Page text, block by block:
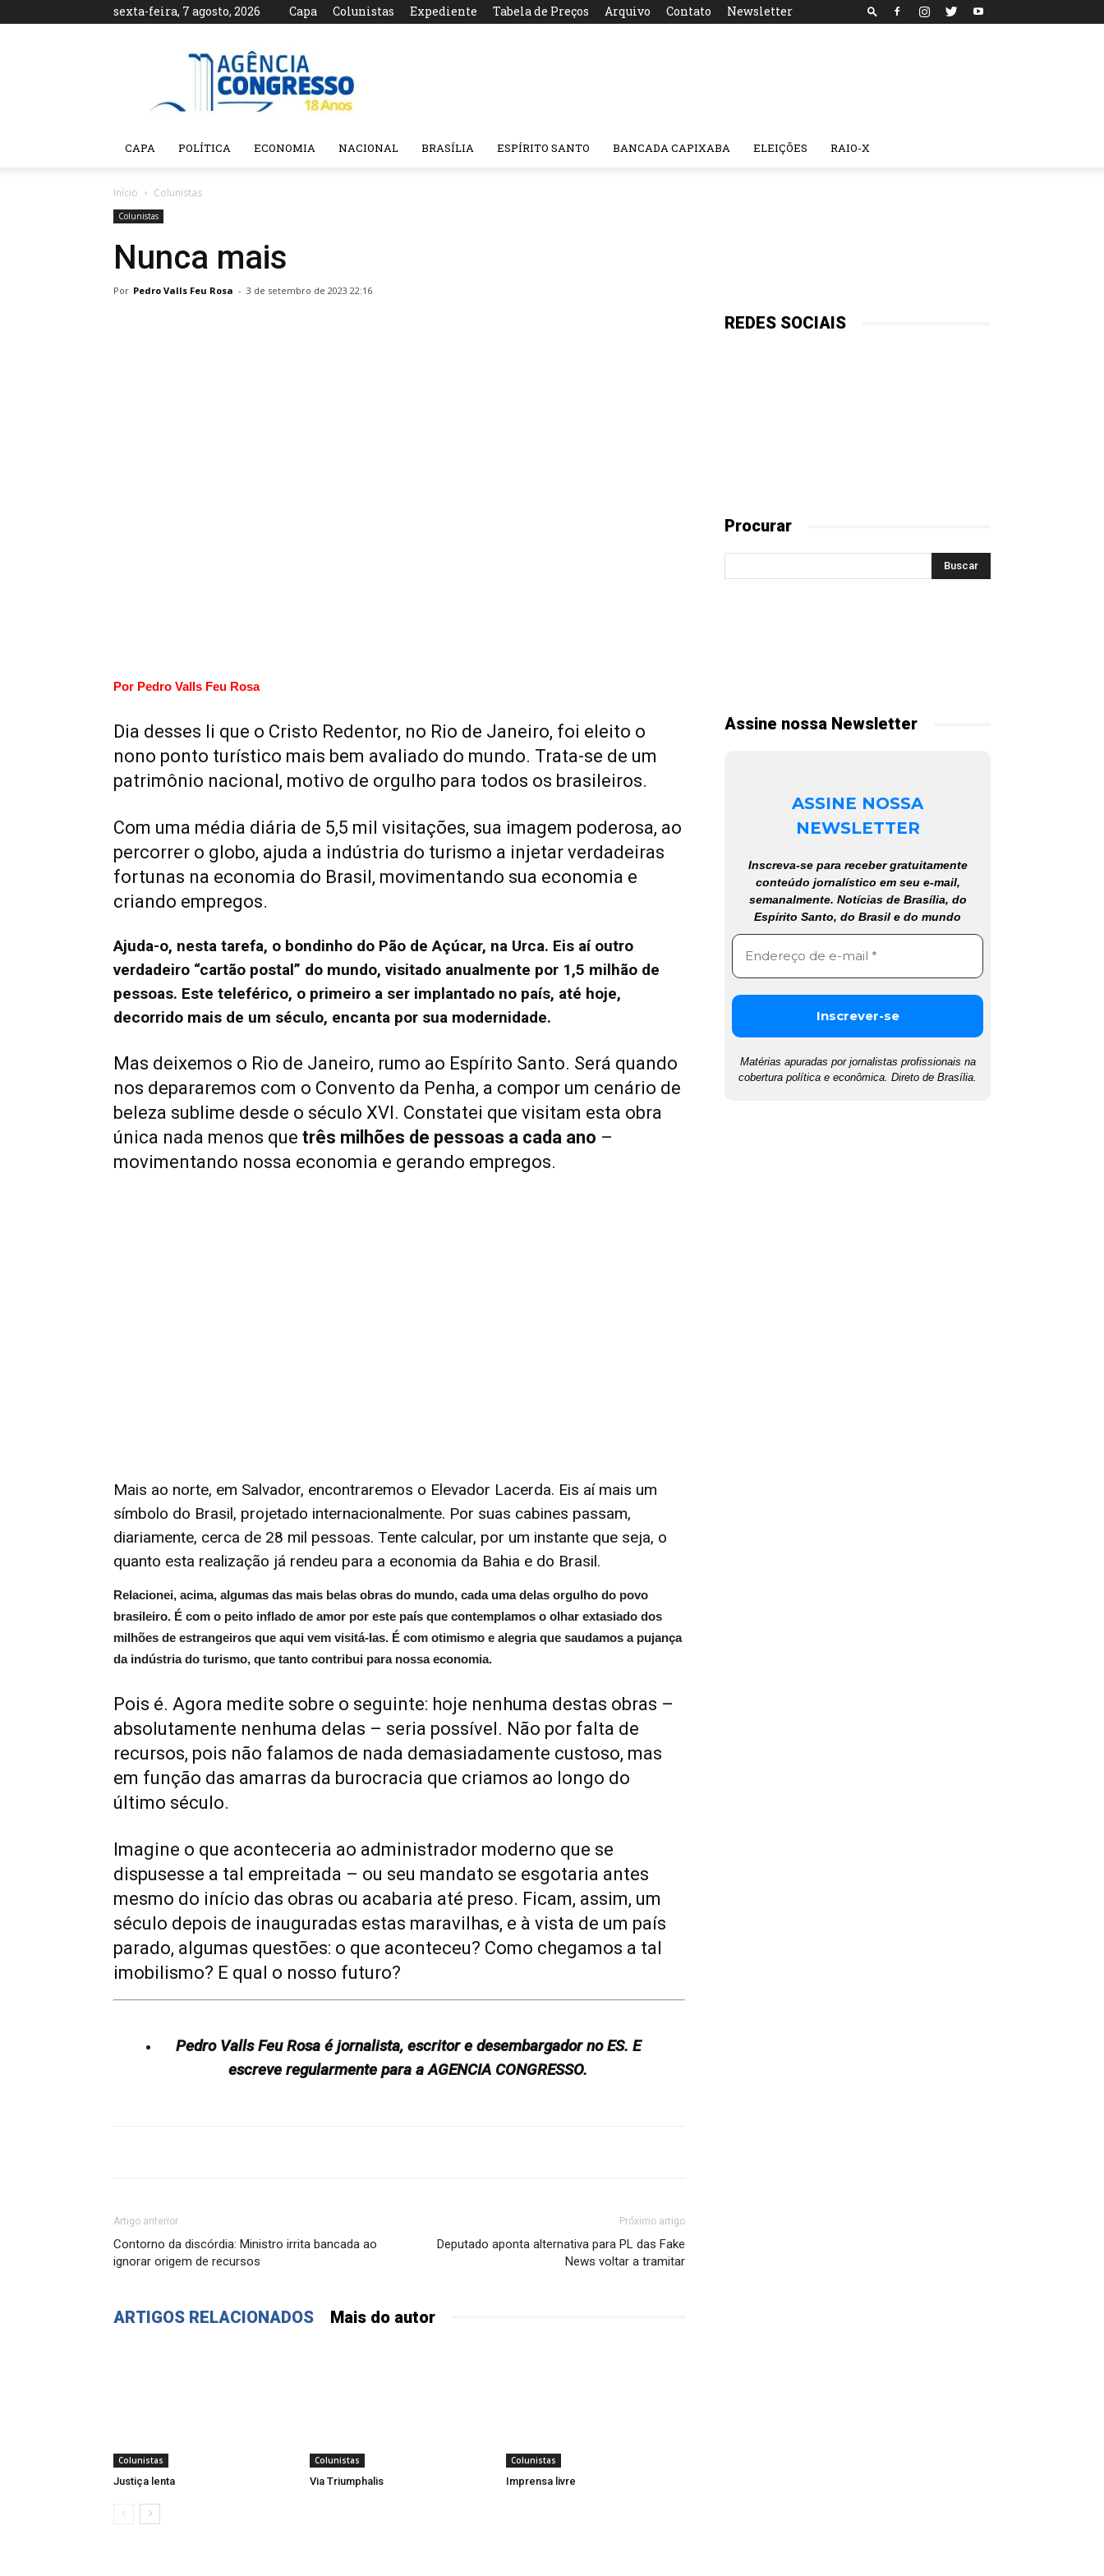
sexta-feira, 7 agosto, 2026 Capa Colunistas Expediente Tabela de Preços Arquivo Contato Newsletter
Agência
CAPA POLÍTICA ECONOMIA NACIONAL BRASÍLIA ESPÍRITO SANTO BANCADA CAPIXABA ELEIÇÕES RAIO-X
Início Colunistas
Colunistas
Nunca mais
Por Pedro Valls Feu Rosa - 3 de setembro de 2023 22:16
Por Pedro Valls Feu Rosa
Dia desses li que o Cristo Redentor, no Rio de Janeiro, foi eleito o
nono ponto turístico mais bem avaliado do mundo. Trata-se de um
patrimônio nacional, motivo de orgulho para todos os brasileiros.
Com uma média diária de 5,5 mil visitações, sua imagem poderosa, ao
percorrer o globo, ajuda a indústria do turismo a injetar verdadeiras
fortunas na economia do Brasil, movimentando sua economia e
criando empregos.
Ajuda-o, nesta tarefa, o bondinho do Pão de Açúcar, na Urca. Eis aí outro
verdadeiro “cartão postal” do mundo, visitado anualmente por 1,5 milhão de
pessoas. Este teleférico, o primeiro a ser implantado no país, até hoje,
decorrido mais de um século, encanta por sua modernidade.
Mas deixemos o Rio de Janeiro, rumo ao Espírito Santo. Será quando
nos depararemos com o Convento da Penha, a compor um cenário de
beleza sublime desde o século XVI. Constatei que visitam esta obra
única nada menos que três milhões de pessoas a cada ano –
movimentando nossa economia e gerando empregos.
Mais ao norte, em Salvador, encontraremos o Elevador Lacerda. Eis aí mais um
símbolo do Brasil, projetado internacionalmente. Por suas cabines passam,
diariamente, cerca de 28 mil pessoas. Tente calcular, por um instante que seja, o
quanto esta realização já rendeu para a economia da Bahia e do Brasil.
Relacionei, acima, algumas das mais belas obras do mundo, cada uma delas orgulho do povo
brasileiro. É com o peito inflado de amor por este país que contemplamos o olhar extasiado dos
milhões de estrangeiros que aqui vem visitá-las. É com otimismo e alegria que saudamos a pujança
da indústria do turismo, que tanto contribui para nossa economia.
Pois é. Agora medite sobre o seguinte: hoje nenhuma destas obras –
absolutamente nenhuma delas – seria possível. Não por falta de
recursos, pois não falamos de nada demasiadamente custoso, mas
em função das amarras da burocracia que criamos ao longo do
último século.
Imagine o que aconteceria ao administrador moderno que se
dispusesse a tal empreitada – ou seu mandato se esgotaria antes
mesmo do início das obras ou acabaria até preso. Ficam, assim, um
século depois de inauguradas estas maravilhas, e à vista de um país
parado, algumas questões: o que aconteceu? Como chegamos a tal
imobilismo? E qual o nosso futuro?
Pedro Valls Feu Rosa é jornalista, escritor e desembargador no ES. E
escreve regularmente para a AGENCIA CONGRESSO.
Artigo anterior
Contorno da discórdia: Ministro irrita bancada ao
ignorar origem de recursos
Próximo artigo
Deputado aponta alternativa para PL das Fake
News voltar a tramitar
ARTIGOS RELACIONADOS Mais do autor
Colunistas
Justiça lenta
Colunistas
Via Triumphalis
Colunistas
Imprensa livre
REDES SOCIAIS
Procurar
Assine nossa Newsletter
ASSINE NOSSA
NEWSLETTER
Inscreva-se para receber gratuitamente
conteúdo jornalístico em seu e-mail,
semanalmente. Notícias de Brasília, do
Espírito Santo, do Brasil e do mundo
Matérias apuradas por jornalistas profissionais na
cobertura política e econômica. Direto de Brasília.